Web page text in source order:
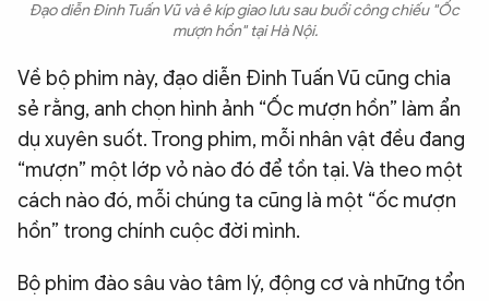
Đạo diễn Đinh Tuấn Vũ và ê kíp giao lưu sau buổi công chiếu "Ốc
mượn hồn" tại Hà Nội.
Về bộ phim này, đạo diễn Đinh Tuấn Vũ cũng chia
sẻ rằng, anh chọn hình ảnh “Ốc mượn hồn” làm ẩn
dụ xuyên suốt. Trong phim, mỗi nhân vật đều đang
“mượn” một lớp vỏ nào đó để tồn tại. Và theo một
cách nào đó, mỗi chúng ta cũng là một “ốc mượn
hồn” trong chính cuộc đời mình.
Bộ phim đào sâu vào tâm lý, động cơ và những tổn